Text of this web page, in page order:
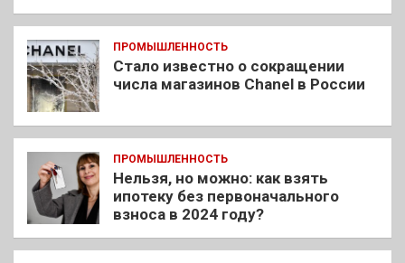
ПРОМЫШЛЕННОСТЬ
Стало известно о сокращении
числа магазинов Chanel в России
ПРОМЫШЛЕННОСТЬ
Нельзя, но можно: как взять
ипотеку без первоначального
взноса в 2024 году?